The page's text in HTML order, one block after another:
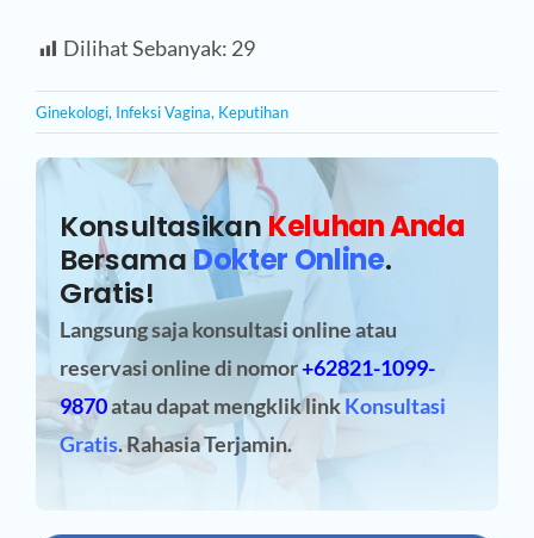
Dilihat Sebanyak: 29
Ginekologi, Infeksi Vagina, Keputihan
Konsultasikan Keluhan Anda
BersamaDokter Online.
Gratis!
Langsung saja konsultasi online atau
reservasi onlinedi nomor+62821-1099-
9870atau dapat mengklik linkKonsultasi
Gratis. Rahasia Terjamin.